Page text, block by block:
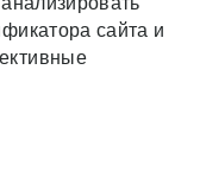
сайта и